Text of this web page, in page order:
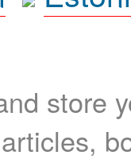
store